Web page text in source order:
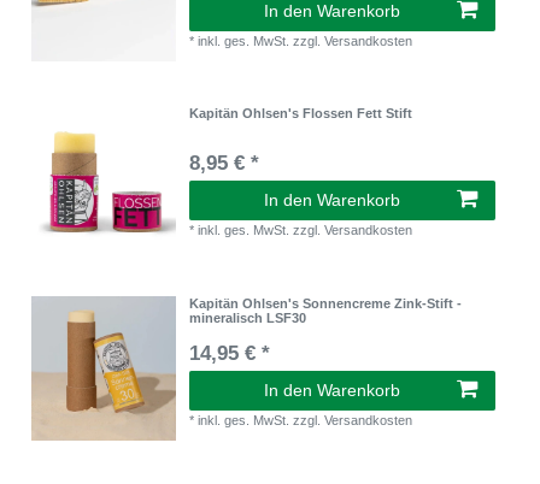
In den Warenkorb
*inkl. ges. MwSt. zzgl.Versandkosten
Kapitän Ohlsen's Flossen Fett Stift
8,95 € *
In den Warenkorb
*inkl. ges. MwSt. zzgl.Versandkosten
Kapitän Ohlsen's Sonnencreme Zink-Stift -
mineralisch LSF30
14,95 € *
In den Warenkorb
*inkl. ges. MwSt. zzgl.Versandkosten